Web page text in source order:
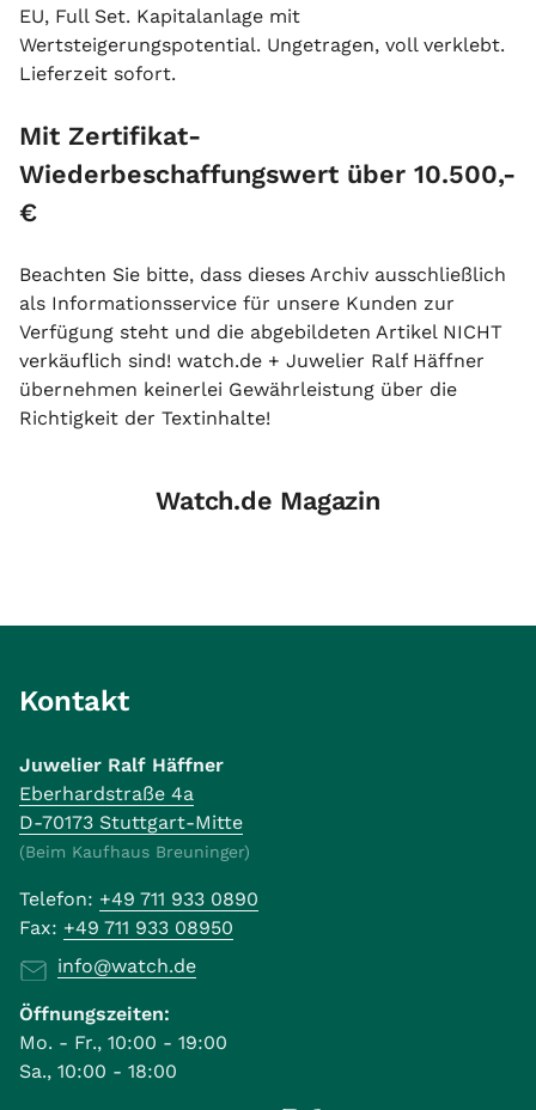
EU, Full Set. Kapitalanlage mit
Wertsteigerungspotential. Ungetragen, voll verklebt.
Lieferzeit sofort.
Mit Zertifikat-
Wiederbeschaffungswert über 10.500,-
€
Beachten Sie bitte, dass dieses Archiv ausschließlich
als Informationsservice für unsere Kunden zur
Verfügung steht und die abgebildeten Artikel NICHT
verkäuflich sind! watch.de + Juwelier Ralf Häffner
übernehmen keinerlei Gewährleistung über die
Richtigkeit der Textinhalte!
Watch.de Magazin
Kontakt
Juwelier Ralf Häffner
Eberhardstraße 4a
D-70173 Stuttgart-Mitte
(Beim Kaufhaus Breuninger)
Telefon: +49 711 933 0890
Fax: +49 711 933 08950
info@watch.de
Öffnungszeiten:
Mo. - Fr., 10:00 - 19:00
Sa., 10:00 - 18:00